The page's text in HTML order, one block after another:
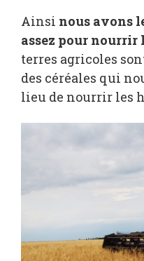
Ainsi nous avons
assez pour nourrir
terres agricoles
des céréales qui
lieu de nourrir les